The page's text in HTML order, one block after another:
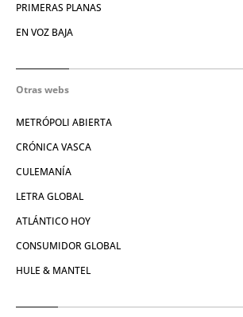
PRIMERAS PLANAS
EN VOZ BAJA
Otras webs
METRÓPOLI ABIERTA
CRÓNICA VASCA
CULEMANÍA
LETRA GLOBAL
ATLÁNTICO HOY
CONSUMIDOR GLOBAL
HULE & MANTEL